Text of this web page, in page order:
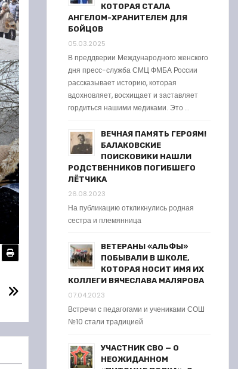
КОТОРАЯ СТАЛА
АНГЕЛОМ-ХРАНИТЕЛЕМ ДЛЯ
БОЙЦОВ
05.03.2025
В преддверии Международного женского
дня пресс-служба СМЦ ФМБА России
рассказывает историю, которая
вдохновляет, восхищает и заставляет
гордиться нашими медиками. Это …
ВЕЧНАЯ ПАМЯТЬ ГЕРОЯМ!
БАЛАКОВСКИЕ
ПОИСКОВИКИ НАШЛИ
РОДСТВЕННИКОВ ПОГИБШЕГО
ЛЁТЧИКА
26.08.2023
На публикацию откликнулись родная
сестра и племянница
ВЕТЕРАНЫ «АЛЬФЫ»
ПОБЫВАЛИ В ШКОЛЕ,
КОТОРАЯ НОСИТ ИМЯ ИХ
КОЛЛЕГИ ВЯЧЕСЛАВА МАЛЯРОВА
07.04.2023
Встречи с педагогами и учениками СОШ
№10 стали традицией
УЧАСТНИК СВО — О
НЕОЖИДАННОМ